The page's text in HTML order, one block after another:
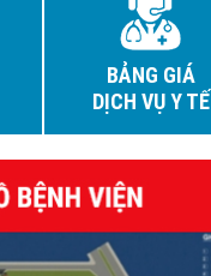
BẢNG GIÁ
DỊCH VỤ Y TẾ